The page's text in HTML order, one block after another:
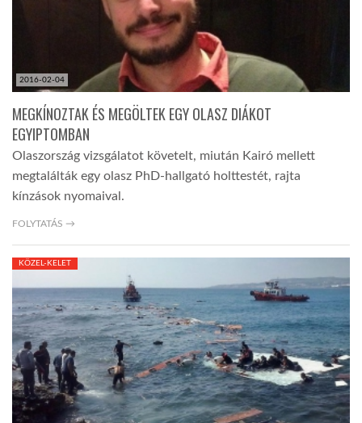
2016-02-04
MEGKÍNOZTAK ÉS MEGÖLTEK EGY OLASZ DIÁKOT
EGYIPTOMBAN
Olaszország vizsgálatot követelt, miután Kairó mellett
megtalálták egy olasz PhD-hallgató holttestét, rajta
kínzások nyomaival.
FOLYTATÁS →
KÖZEL-KELET